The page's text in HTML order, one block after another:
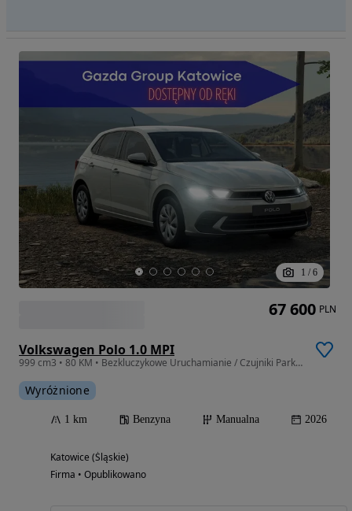
1 / 6
Volkswagen Polo 1.0 MPI
999 cm3 • 80 KM • Bezkluczykowe Uruchamianie / Czujniki Parkowania / Koło Zapasowe /
Wyróżnione
1 km Benzyna Manualna 2026
Katowice (Śląskie)
Firma • Opublikowano
67 600 PLN